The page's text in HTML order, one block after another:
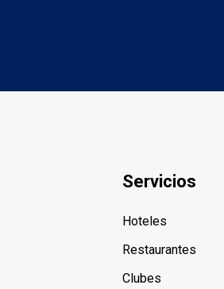
Servicios
Hoteles
Restaurantes
Clubes